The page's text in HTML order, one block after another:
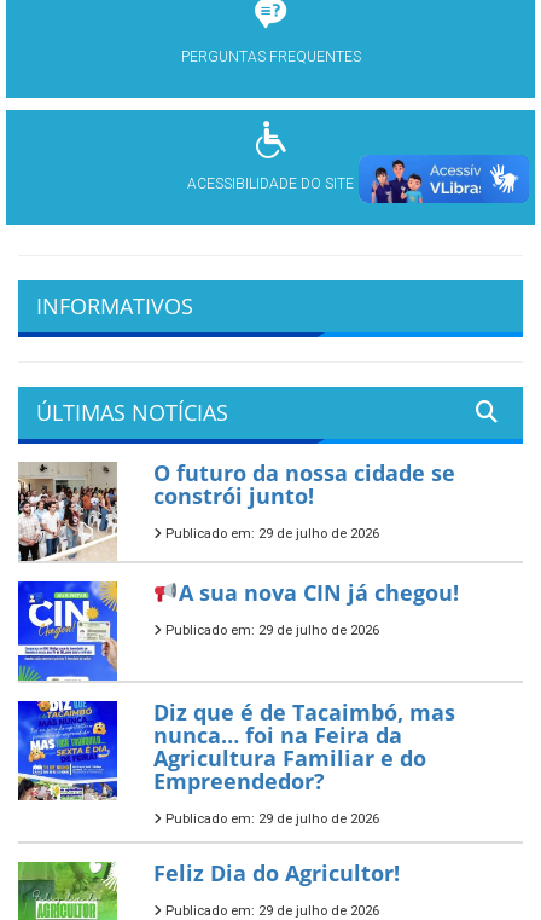
PERGUNTAS FREQUENTES
ACESSIBILIDADE DO SITE
INFORMATIVOS
ÚLTIMAS NOTÍCIAS
O futuro da nossa cidade se
constrói junto!
Publicado em: 29 de julho de 2026
A sua nova CIN já chegou!
Publicado em: 29 de julho de 2026
Diz que é de Tacaimbó, mas
nunca… foi na Feira da
Agricultura Familiar e do
Empreendedor?
Publicado em: 29 de julho de 2026
Feliz Dia do Agricultor!
Publicado em: 29 de julho de 2026